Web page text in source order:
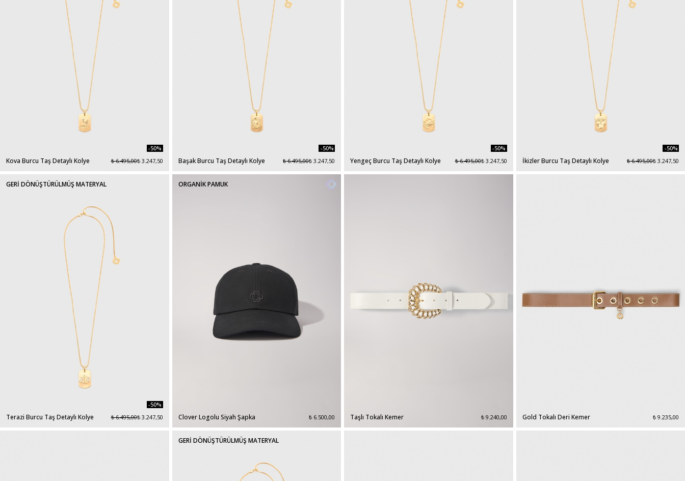
-50%
Kova Burcu Taş Detaylı Kolye ₺ 6.495,00₺ 3.247,50
-50%
Başak Burcu Taş Detaylı Kolye ₺ 6.495,00₺ 3.247,50
-50%
Yengeç Burcu Taş Detaylı Kolye ₺ 6.495,00₺ 3.247,50
-50%
İkizler Burcu Taş Detaylı Kolye ₺ 6.495,00₺ 3.247,50
GERİ DÖNÜŞTÜRÜLMÜŞ MATERYAL
-50%
Terazi Burcu Taş Detaylı Kolye ₺ 6.495,00₺ 3.247,50
ORGANİK PAMUK
Clover Logolu Siyah Şapka ₺ 6.500,00 Taşlı Tokalı Kemer ₺ 9.240,00 Gold Tokalı Deri Kemer ₺ 9.235,00
GERİ DÖNÜŞTÜRÜLMÜŞ MATERYAL